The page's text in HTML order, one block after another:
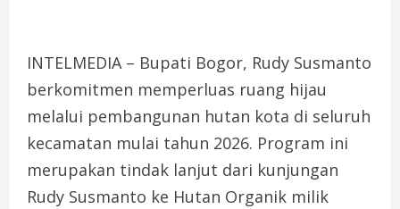
INTELMEDIA – Bupati Bogor, Rudy Susmanto
berkomitmen memperluas ruang hijau
melalui pembangunan hutan kota di seluruh
kecamatan mulai tahun 2026. Program ini
merupakan tindak lanjut dari kunjungan
Rudy Susmanto ke Hutan Organik milik